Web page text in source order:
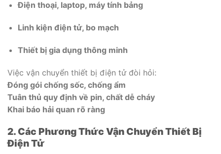
Điện thoại, laptop, máy tính bảng
Linh kiện điện tử, bo mạch
Thiết bị gia dụng thông minh
Việc vận chuyển thiết bị điện tử đòi hỏi:
Đóng gói chống sốc, chống ẩm
Tuân thủ quy định về pin, chất dễ cháy
Khai báo hải quan rõ ràng
2. Các Phương Thức Vận Chuyển Thiết Bị
Điện Tử